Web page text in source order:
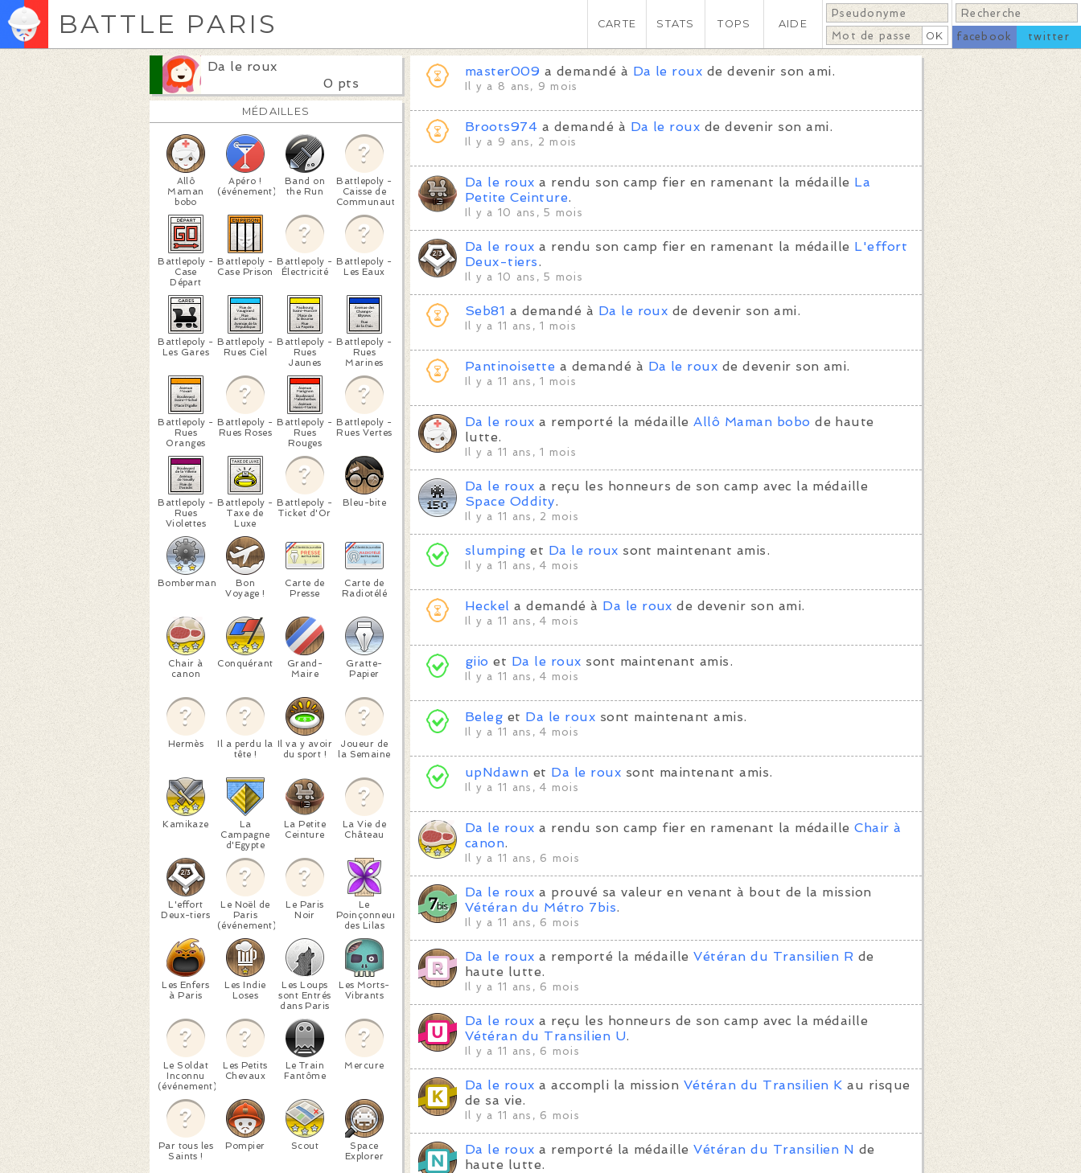
BATTLE PARIS CARTE STATS TOPS
AIDE
facebook
twitter
Da le roux
0 pts
MÉDAILLES
Allô
Maman
bobo
Apéro !
(événement)
Band on
the Run
Battlepoly -
Caisse de
Communauté
Battlepoly -
Case
Départ
Battlepoly -
Case Prison
Battlepoly -
Électricité
Battlepoly -
Les Eaux
Battlepoly -
Les Gares
Battlepoly -
Rues Ciel
Battlepoly -
Rues
Jaunes
Battlepoly -
Rues
Marines
Battlepoly -
Rues
Oranges
Battlepoly -
Rues Roses
Battlepoly -
Rues
Rouges
Battlepoly -
Rues Vertes
Battlepoly -
Rues
Violettes
Battlepoly -
Taxe de
Luxe
Battlepoly -
Ticket d'Or
Bleu-bite
Bomberman
Bon
Voyage !
Carte de
Presse
Carte de
Radiotélé
Chair à
canon
Conquérant
Grand-
Maire
Gratte-
Papier
Hermès
Il a perdu la
tête !
Il va y avoir
du sport !
Joueur de
la Semaine
Kamikaze
La
Campagne
d'Egypte
La Petite
Ceinture
La Vie de
Château
L'effort
Deux-tiers
Le Noël de
Paris
(événement)
Le Paris
Noir
Le
Poinçonneur
des Lilas
Les Enfers
à Paris
Les Indie
Loses
Les Loups
sont Entrés
dans Paris
Les Morts-
Vibrants
Le Soldat
Inconnu
(événement)
Les Petits
Chevaux
Le Train
Fantôme
Mercure
Par tous les
Saints !
Pompier Scout
Space
Explorer
master009 a demandé à Da le roux de devenir son ami.
Il y a 8 ans, 9 mois
Broots974 a demandé à Da le roux de devenir son ami.
Il y a 9 ans, 2 mois
Da le roux a rendu son camp fier en ramenant la médaille La
Petite Ceinture.
Il y a 10 ans, 5 mois
Da le roux a rendu son camp fier en ramenant la médaille L'effort
Deux-tiers.
Il y a 10 ans, 5 mois
Seb81 a demandé à Da le roux de devenir son ami.
Il y a 11 ans, 1 mois
Pantinoisette a demandé à Da le roux de devenir son ami.
Il y a 11 ans, 1 mois
Da le roux a remporté la médailleAllô Maman bobo de haute
lutte.
Il y a 11 ans, 1 mois
Da le roux a reçu les honneurs de son camp avec la médaille
Space Oddity.
Il y a 11 ans, 2 mois
slumping et Da le roux sont maintenant amis.
Il y a 11 ans, 4 mois
Heckel a demandé à Da le roux de devenir son ami.
Il y a 11 ans, 4 mois
giio et Da le roux sont maintenant amis.
Il y a 11 ans, 4 mois
Beleg et Da le roux sont maintenant amis.
Il y a 11 ans, 4 mois
upNdawn et Da le roux sont maintenant amis.
Il y a 11 ans, 4 mois
Da le roux a rendu son camp fier en ramenant la médailleChair à
canon.
Il y a 11 ans, 6 mois
Da le roux a prouvé sa valeur en venant à bout de la mission
Vétéran du Métro 7bis.
Il y a 11 ans, 6 mois
Da le roux a remporté la médailleVétéran du Transilien R de
haute lutte.
Il y a 11 ans, 6 mois
Da le roux a reçu les honneurs de son camp avec la médaille
Vétéran du Transilien U.
Il y a 11 ans, 6 mois
Da le roux a accompli la mission Vétéran du Transilien K au risque
de sa vie.
Il y a 11 ans, 6 mois
Da le roux a remporté la médailleVétéran du Transilien N de
haute lutte.